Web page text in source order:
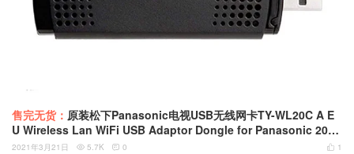
售完无货： 原装松下Panasonic电视USB无线网卡TY-WL20C A E
U Wireless Lan WiFi USB Adaptor Dongle for Panasonic 2012
Internet Ready TVs
 1
2021年3月21日  5.7K  0